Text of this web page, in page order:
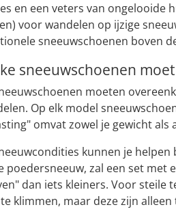
en een veters van ongelooide
voor wandelen op ijzige
sneeuwschoenen boven
sneeuwschoenen
moeten
Op elk model
omvat zowel je gewicht
kunnen je
poedersneeuw, zal een set
dan iets kleiners. Voor steile
klimmen, maar deze zijn